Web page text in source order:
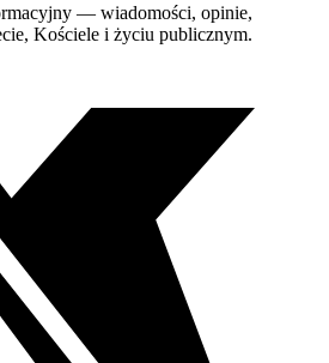
— wiadomości, opinie,
Kościele i życiu publicznym.